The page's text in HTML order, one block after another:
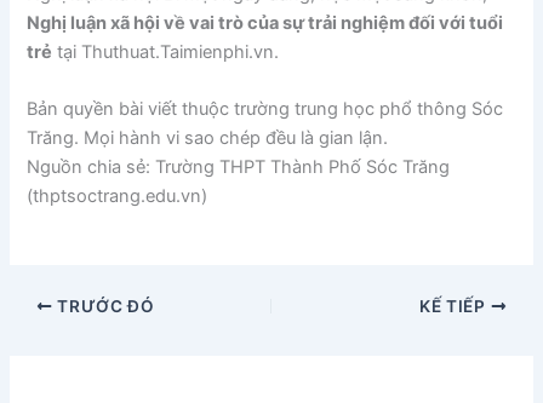
Nghị luận xã hội về vai trò của sự trải nghiệm đối với tuổi
trẻ tại Thuthuat.Taimienphi.vn.
Bản quyền bài viết thuộc trường trung học phổ thông Sóc
Trăng. Mọi hành vi sao chép đều là gian lận.
Nguồn chia sẻ: Trường THPT Thành Phố Sóc Trăng
(thptsoctrang.edu.vn)
TRƯỚC ĐÓ KẾ TIẾP